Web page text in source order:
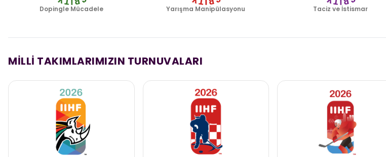
Dopingle Mücadele Yarışma Manipülasyonu Taciz ve İstismar
MİLLİ TAKIMLARIMIZIN TURNUVALARI